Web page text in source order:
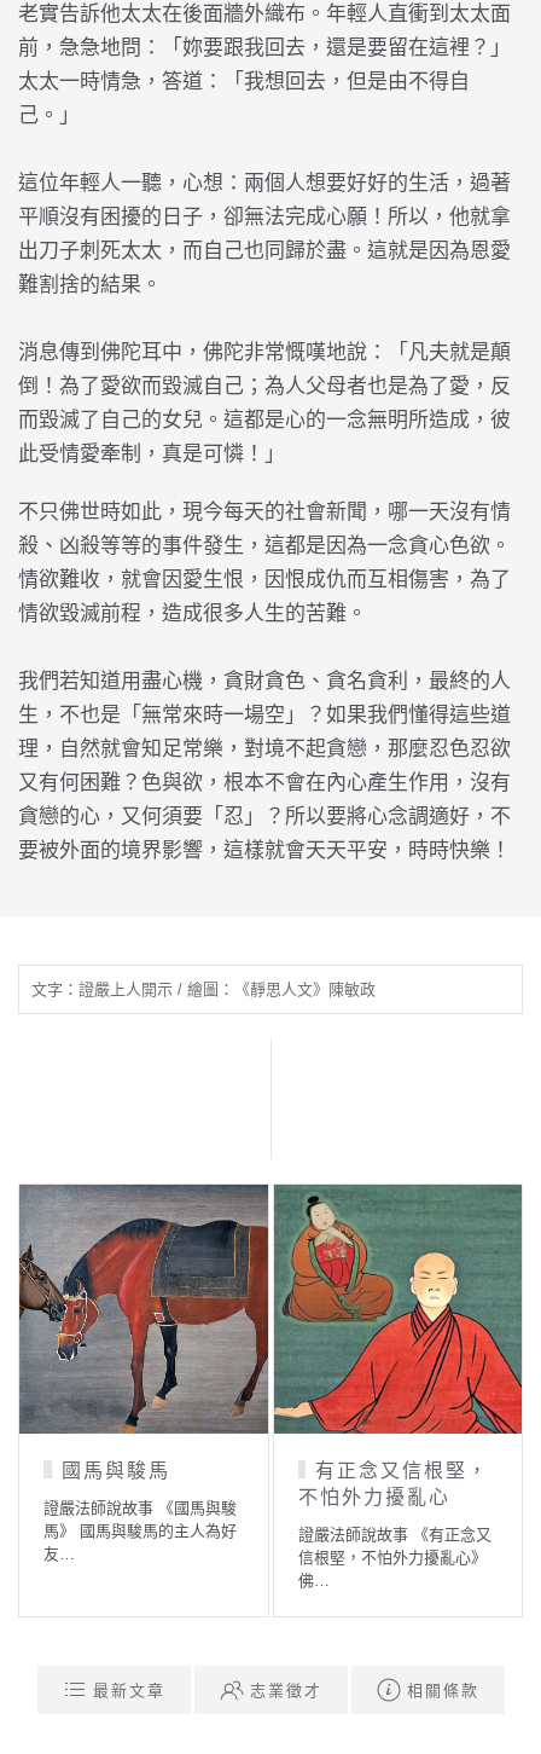
老實告訴他太太在後面牆外織布。年輕人直衝到太太面
前，急急地問：「妳要跟我回去，還是要留在這裡？」
太太一時情急，答道：「我想回去，但是由不得自
己。」
這位年輕人一聽，心想：兩個人想要好好的生活，過著
平順沒有困擾的日子，卻無法完成心願！所以，他就拿
出刀子刺死太太，而自己也同歸於盡。這就是因為恩愛
難割捨的結果。
消息傳到佛陀耳中，佛陀非常慨嘆地說：「凡夫就是顛
倒！為了愛欲而毀滅自己；為人父母者也是為了愛，反
而毀滅了自己的女兒。這都是心的一念無明所造成，彼
此受情愛牽制，真是可憐！」
不只佛世時如此，現今每天的社會新聞，哪一天沒有情
殺、凶殺等等的事件發生，這都是因為一念貪心色欲。
情欲難收，就會因愛生恨，因恨成仇而互相傷害，為了
情欲毀滅前程，造成很多人生的苦難。
我們若知道用盡心機，貪財貪色、貪名貪利，最終的人
生，不也是「無常來時一場空」？如果我們懂得這些道
理，自然就會知足常樂，對境不起貪戀，那麼忍色忍欲
又有何困難？色與欲，根本不會在內心產生作用，沒有
貪戀的心，又何須要「忍」？所以要將心念調適好，不
要被外面的境界影響，這樣就會天天平安，時時快樂！
文字：證嚴上人開示 / 繪圖：《靜思人文》陳敏政
國馬與駿馬
證嚴法師說故事 《國馬與駿
馬》 國馬與駿馬的主人為好
友…
有正念又信根堅，
不怕外力擾亂心
證嚴法師說故事 《有正念又
信根堅，不怕外力擾亂心》
佛…
最新文章 志業徵才 相關條款